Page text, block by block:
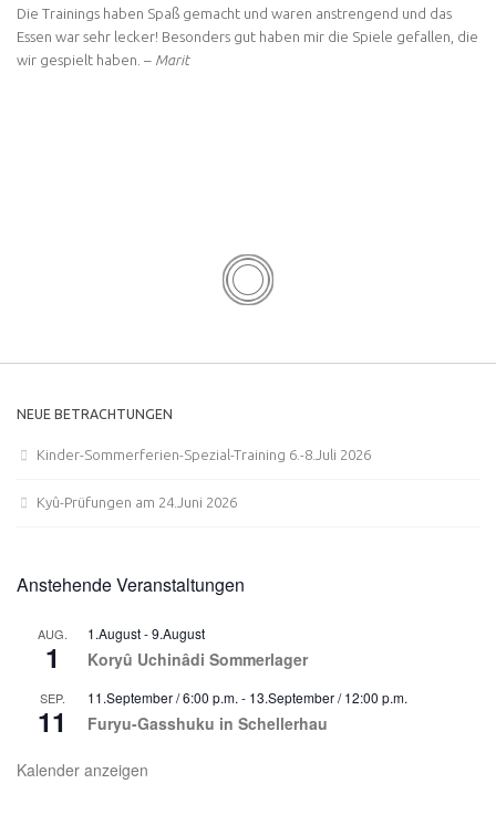
Die Trainings haben Spaß gemacht und waren anstrengend und das
Essen war sehr lecker! Besonders gut haben mir die Spiele gefallen, die
wir gespielt haben. – Marit
NEUE BETRACHTUNGEN
Kinder-Sommerferien-Spezial-Training 6.-8.Juli 2026
Kyû-Prüfungen am 24.Juni 2026
Anstehende Veranstaltungen
AUG.
1
1.August-9.August
Koryû Uchinâdi Sommerlager
SEP.
11
11.September / 6:00 p.m. - 13.September / 12:00 p.m.
Furyu-Gasshuku in Schellerhau
Kalender anzeigen